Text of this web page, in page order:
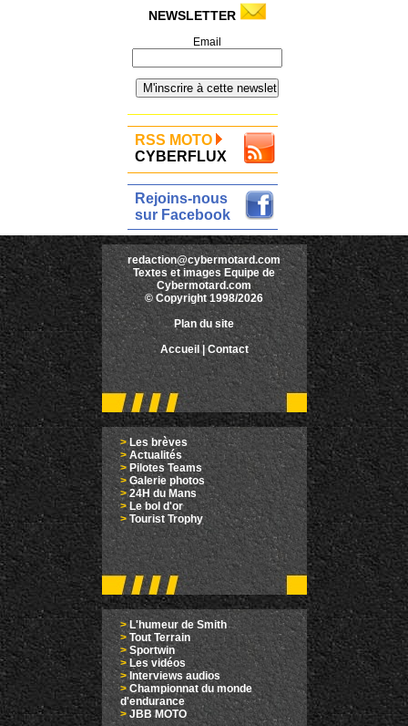
NEWSLETTER
Email
RSS MOTO
CYBERFLUX
Rejoins-nous
sur Facebook
redaction@cybermotard.com
Textes et images Equipe de
Cybermotard.com
© Copyright 1998/2026
Plan du site
Accueil |Contact
>Les brèves
> Actualités
> Pilotes Teams
>Galerie photos
>24H du Mans
>Le bol d'or
> Tourist Trophy
>L'humeur de Smith
> Tout Terrain
> Sportwin
> Les vidéos
> Interviews audios
>Championnat du monde
d'endurance
> JBB MOTO